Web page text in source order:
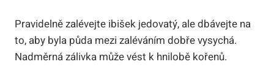
Pravidelně zalévejte ibišek jedovatý, ale dbávejte na
to, aby byla půda mezi zaléváním dobře vysychá.
Nadměrná zálivka může vést k hnilobě kořenů.